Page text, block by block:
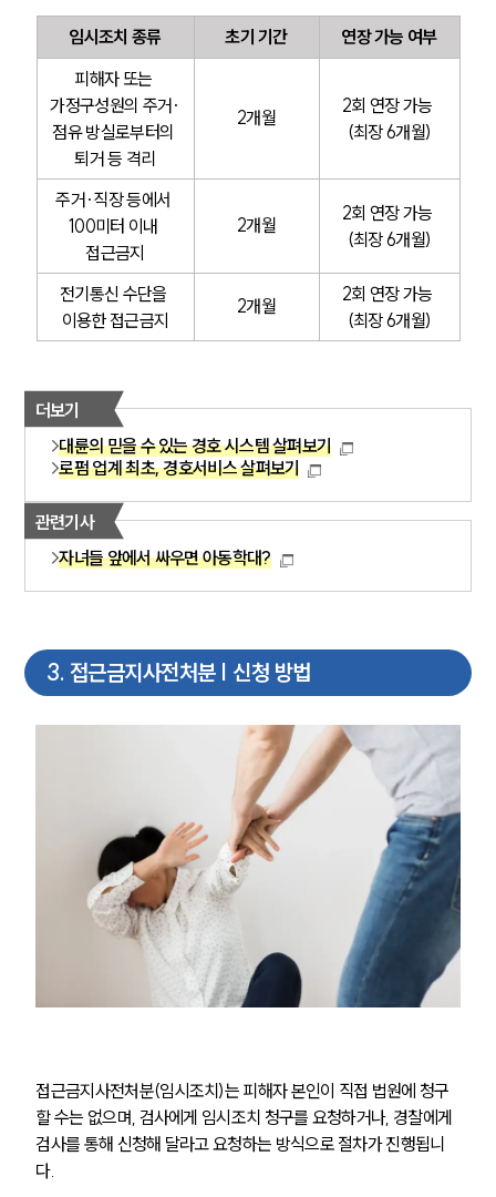
임시조치 종류 초기 기간
연장 가능 여부
피해자 또는
가정구성원의 주거·
점유 방실로부터의
퇴거 등 격리
2개월
2회 연장 가능
(최장 6개월)
주거·직장 등에서
100미터 이내
접근금지
2개월
2회 연장 가능
(최장 6개월)
전기통신 수단을
이용한 접근금지
2개월
2회 연장 가능
(최장 6개월)
더보기
대륜의 믿을 수 있는 경호 시스템 살펴보기
로펌 업계 최초, 경호서비스 살펴보기
관련기사
자녀들 앞에서 싸우면 아동학대?
3. 접근금지사전처분 | 신청 방법
접근금지사전처분(임시조치)는 피해자 본인이 직접 법원에 청구
할 수는 없으며, 검사에게 임시조치 청구를 요청하거나, 경찰에게
검사를 통해 신청해 달라고 요청하는 방식으로 절차가 진행됩니
다.